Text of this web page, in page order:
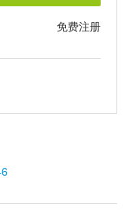
免费注册